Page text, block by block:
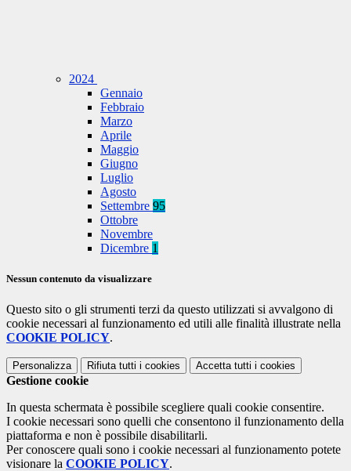
2024
Gennaio
Febbraio
Marzo
Aprile
Maggio
Giugno
Luglio
Agosto
Settembre 95
Ottobre
Novembre
Dicembre 1
Nessun contenuto da visualizzare
Questo sito o gli strumenti terzi da questo utilizzati si avvalgono di
cookie necessari al funzionamento ed utili alle finalità illustrate nella
COOKIE POLICY.
Personalizza Rifiuta tutti i cookies Accetta tutti i cookies
Gestione cookie
In questa schermata è possibile scegliere quali cookie consentire.
I cookie necessari sono quelli che consentono il funzionamento della
piattaforma e non è possibile disabilitarli.
Per conoscere quali sono i cookie necessari al funzionamento potete
visionare la COOKIE POLICY.